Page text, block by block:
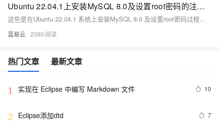
Ubuntu 22.04.1上安装MySQL 8.0及设置root密码的注意事项
这些是在Ubuntu 22.04.1 系统上安装MySQL 8.0 及设置root密码过程中必须考虑的关键点。正确的遵循这些步骤可确保MySQL的安装过程既顺利又安全。
蓝易云 2090
热门文章 最新文章
1 实现在 Eclipse 中编写 Markdown 文件 10
2 Eclipse添加dtd 7